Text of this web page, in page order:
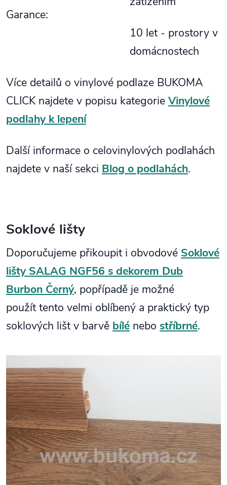
Garance:
10 let - prostory v
domácnostech
Více detailů o vinylové podlaze BUKOMA
CLICK najdete v popisu kategorie Vinylové
podlahy k lepení
Další informace o celovinylových podlahách
najdete v naší sekci Blog o podlahách.
Soklové lišty
Doporučujeme přikoupit i obvodové Soklové
lišty SALAG NGF56 s dekorem Dub
Burbon Černý, popřípadě je možné
použít tento velmi oblíbený a praktický typ
soklových lišt v barvě bílé nebo stříbrné.